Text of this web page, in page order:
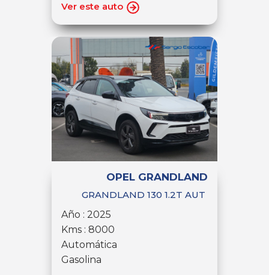
Ver este auto
OPEL GRANDLAND
GRANDLAND 130 1.2T AUT
Año : 2025
Kms : 8000
Automática
Gasolina